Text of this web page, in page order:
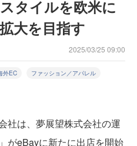
タイルを欧米に
大を目指す
2025/03/25 09:00
外EC ファッション／アパレル
社は、夢展望株式会社の運
がeBayに新たに出店を開始